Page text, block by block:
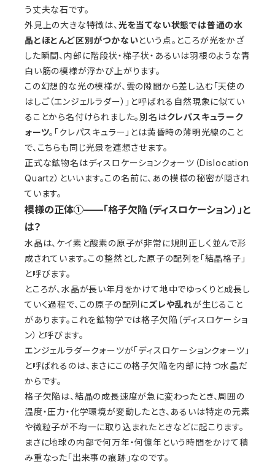
う丈夫な石です。
外見上の大きな特徴は、 光を当てない状態では普通の水
晶とほとんど区別がつかないという点。ところが光をかざ
した瞬間、内部に階段状・梯子状・あるいは羽根のような青
白い筋の模様が浮かび上がります。
この幻想的な光の模様が、雲の隙間から差し込む「天使の
はしご（エンジェルラダー）」と呼ばれる自然現象に似てい
ることから名付けられました。別名はクレパスキュラーク
ォーツ。「クレパスキュラー」とは黄昏時の薄明光線のこと
で、こちらも同じ光景を連想させます。
正式な鉱物名はディスロケーションクォーツ（Dislocation
Quartz）といいます。この名前に、あの模様の秘密が隠され
ています。
模様の正体①——「格子欠陥（ディスロケーション）」と
は？
水晶は、ケイ素と酸素の原子が非常に規則正しく並んで形
成されています。この整然とした原子の配列を「結晶格子」
と呼びます。
ところが、水晶が長い年月をかけて地中でゆっくりと成長し
ていく過程で、この原子の配列にズレや乱れが生じること
があります。これを鉱物学では格子欠陥（ディスロケーショ
ン）と呼びます。
エンジェルラダークォーツが「ディスロケーションクォーツ」
と呼ばれるのは、まさにこの格子欠陥を内部に持つ水晶だ
からです。
格子欠陥は、結晶の成長速度が急に変わったとき、周囲の
温度・圧力・化学環境が変動したとき、あるいは特定の元素
や微粒子が不均一に取り込まれたときなどに起こります。
まさに地球の内部で何万年・何億年という時間をかけて積
み重なった「出来事の痕跡」なのです。